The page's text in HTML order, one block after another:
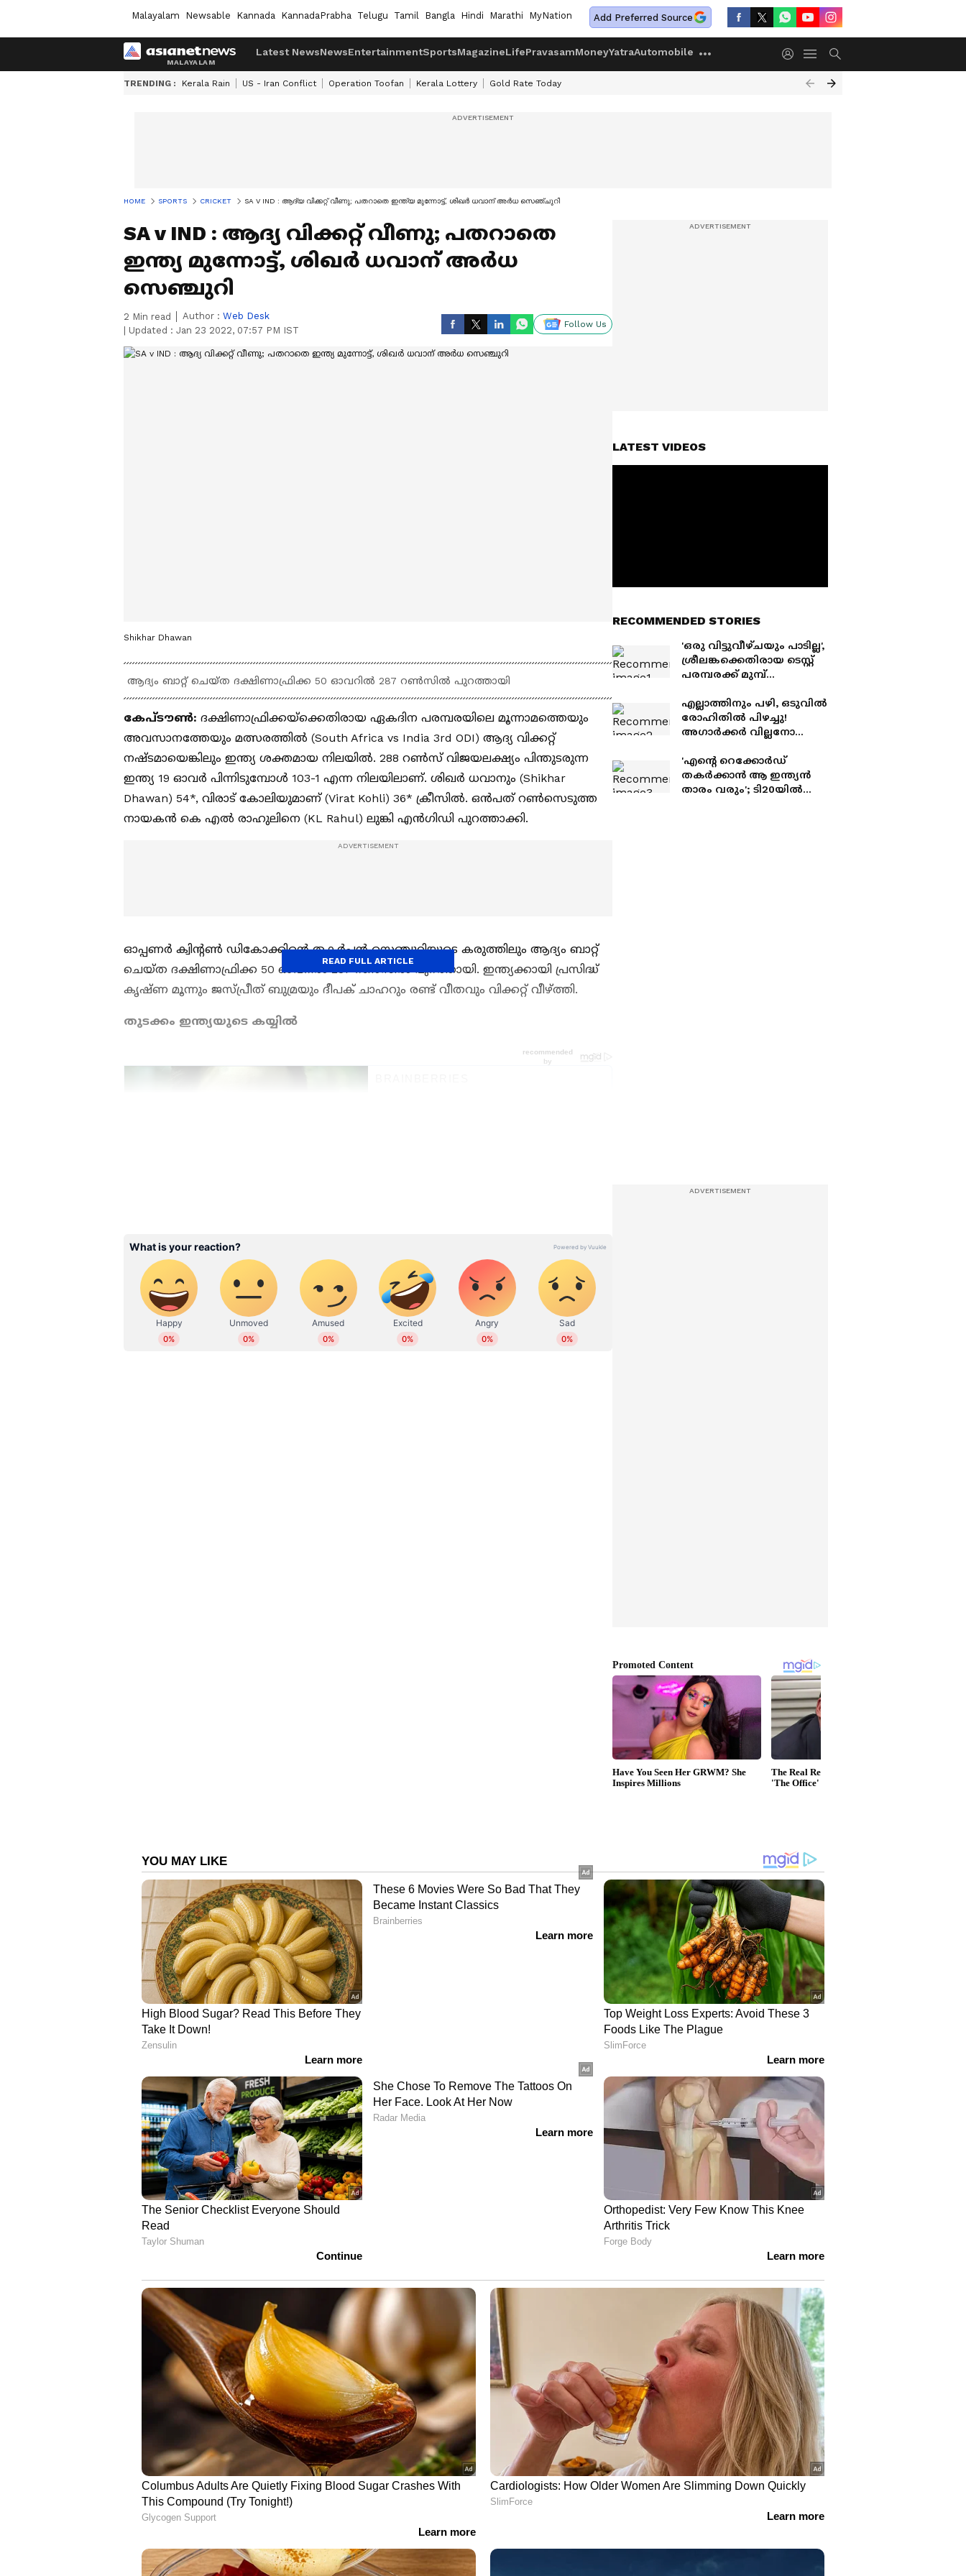
Malayalam Newsable Kannada KannadaPrabha Telugu Tamil Bangla Hindi Marathi MyNation Add Preferred Source
Latest NewsNewsEntertainmentSportsMagazineLifePravasamMoneyYatraAutomobile
TRENDING : Kerala Rain US - Iran Conflict Operation Toofan Kerala Lottery Gold Rate Today
HOME SPORTS CRICKET SA V IND : ആദ്യ വിക്കറ്റ് വീണു; പതറാതെ ഇന്ത്യ മുന്നോട്ട്, ശിഖ‍ര്‍ ധവാന് അര്‍ധ സെഞ്ചുറി
SA v IND : ആദ്യ വിക്കറ്റ് വീണു; പതറാതെ
ഇന്ത്യ മുന്നോട്ട്, ശിഖ‍ര്‍ ധവാന് അര്‍ധ
സെഞ്ചുറി
2 Min read Author : Web Desk
Updated : Jan 23 2022, 07:57 PM IST
Follow Us
Shikhar Dhawan
ആദ്യം ബാറ്റ് ചെയ്ത ദക്ഷിണാഫ്രിക്ക 50 ഓവറില്‍ 287 റണ്‍സില്‍ പുറത്തായി
കേപ്‌ടൗണ്‍: ദക്ഷിണാഫ്രിക്കയ്‌ക്കെതിരായ ഏകദിന പരമ്പരയിലെ മൂന്നാമത്തെയും
അവസാനത്തേയും മത്സരത്തില്‍ (South Africa vs India 3rd ODI) ആദ്യ വിക്കറ്റ്
നഷ്ടമായെങ്കിലും ഇന്ത്യ ശക്തമായ നിലയില്‍. 288 റണ്‍സ് വിജയലക്ഷ്യം പിന്തുടരുന്ന
ഇന്ത്യ 19 ഓവര്‍ പിന്നിടുമ്പോള്‍ 103-1 എന്ന നിലയിലാണ്. ശിഖര്‍ ധവാനും (Shikhar
Dhawan) 54*, വിരാട് കോലിയുമാണ് (Virat Kohli) 36* ക്രീസില്‍. ഒന്‍പത് റണ്‍സെടുത്ത
നായകന്‍ കെ എല്‍ രാഹുലിനെ (KL Rahul) ലുങ്കി എന്‍ഗിഡി പുറത്താക്കി.
ഓപ്പണ‍ര്‍ ക്വിന്‍റണ്‍ ഡികോക്കിന്‍റെ തകര്‍പ്പന്‍ സെഞ്ചുറിയുടെ കരുത്തിലും ആദ്യം ബാറ്റ്
ചെയ്ത ദക്ഷിണാഫ്രിക്ക 50 ഓവറില്‍ 287 റണ്‍സില്‍ പുറത്തായി. ഇന്ത്യക്കായി പ്രസിദ്ധ്
കൃഷ്‌ണ മൂന്നും ജസ്‌പ്രീത് ബുമ്രയും ദീപക് ചാഹറും രണ്ട് വീതവും വിക്കറ്റ് വീഴ്‌ത്തി.
തുടക്കം ഇന്ത്യയുടെ കയ്യില്‍
ടോസ് നഷ്ടപ്പെട്ട് ബാറ്റിംഗിന് ഇറങ്ങിയ ദക്ഷിണാഫ്രിക്കയെ തുടക്കത്തില്‍ ടീം ഇന്ത്യ
കൂറ്റനടികള്‍ക്ക് ഇന്ത്യന്‍ ബൗളര്‍മാര്‍ അനുവദിക്കാതിരുന്നത് 300 റണ്‍സ് കടക്കുന്നതില്‍
നിന്ന് പ്രോട്ടീസിനെ തടുത്തു. പ്രിട്ടോറ്യൂസ് 25 പന്തില്‍ 20 റണ്‍സെടുത്ത് പ്രസിദ്ധിന്
അടിയറവ് പറഞ്ഞപ്പോള്‍ കേശവ് മഹാരാജ്(6) ബുമ്രക്ക് കീഴടങ്ങി. പ്രസിദ്ധ് എറിഞ്ഞ
അവസാന ഓവറിലെ മൂന്നാം പന്തില്‍ മില്ലര്‍(38 പന്തില്‍ 39) കോലിയുടെ കൈകളിലെത്തി.
അഞ്ചാം പന്തില്‍ സിസാന്‍ഡ് മഗാലയെയും(0) പ്രസിദ്ധ് മടക്കി. ലുങ്കി എന്‍ഗിഡി (0*)
പുറത്താകാതെ നിന്നു.
SA v IND : ഡികോക്കിന്‍റെ റണ്‍പെയ്ത്ത്, മിന്നല്‍ സെഞ്ചുറി; കേപ്‌ടൗണില്‍
ഇന്ത്യക്ക് 288 റണ്‍സ് വിജയലക്ഷ്യം
READ FULL ARTICLE
WD Web Desk
LATEST VIDEOS
RECOMMENDED STORIES
'ഒരു വിട്ടുവീഴ്ചയും പാടില്ല',
ശ്രീലങ്കക്കെതിരായ ടെസ്റ്റ്
പരമ്പരക്ക് മുമ്പ്
മുന്നറിയിപ്പുമായി ഗൗതം
ഗംഭീർ
എല്ലാത്തിനും പഴി, ഒടുവില്‍
രോഹിതില്‍ പിഴച്ചു!
അഗാര്‍ക്കർ വില്ലനോ
'എന്‍റെ റെക്കോർഡ്
തകർക്കാൻ ആ ഇന്ത്യൻ
താരം വരും'; ടി20യിൽ